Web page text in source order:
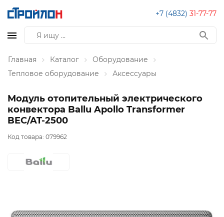
+7 (4832) 31-77-77
Главная Каталог
Оборудование
Тепловое оборудование
Аксессуары
Модуль отопительный электрического
конвектора Ballu Apollo Transformer
BEC/AT-2500
Код товара: 079962